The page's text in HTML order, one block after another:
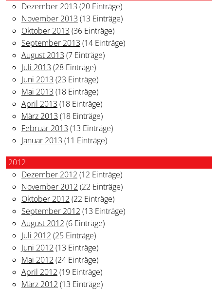
Dezember 2013 (20 Einträge)
November 2013 (13 Einträge)
Oktober 2013 (36 Einträge)
September 2013 (14 Einträge)
August 2013 (7 Einträge)
Juli 2013 (28 Einträge)
Juni 2013 (23 Einträge)
Mai 2013 (18 Einträge)
April 2013 (18 Einträge)
März 2013 (18 Einträge)
Februar 2013 (13 Einträge)
Januar 2013 (11 Einträge)
2012
Dezember 2012 (12 Einträge)
November 2012 (22 Einträge)
Oktober 2012 (22 Einträge)
September 2012 (13 Einträge)
August 2012 (6 Einträge)
Juli 2012 (25 Einträge)
Juni 2012 (13 Einträge)
Mai 2012 (24 Einträge)
April 2012 (19 Einträge)
März 2012 (13 Einträge)